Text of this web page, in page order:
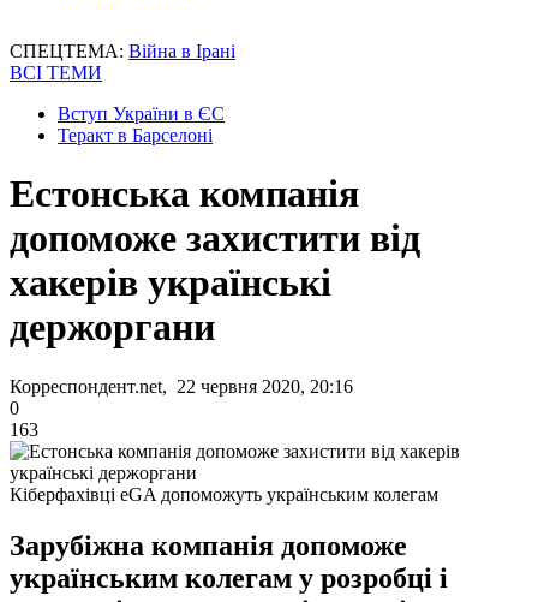
СПЕЦТЕМА: Війна в Ірані
ВСІ ТЕМИ
Вступ України в ЄС
Теракт в Барселоні
Естонська компанія
допоможе захистити від
хакерів українські
держоргани
Корреспондент.net, 22 червня 2020, 20:16
0
163
Кіберфахівці eGA допоможуть українським колегам
Зарубіжна компанія допоможе
українським колегам у розробці і